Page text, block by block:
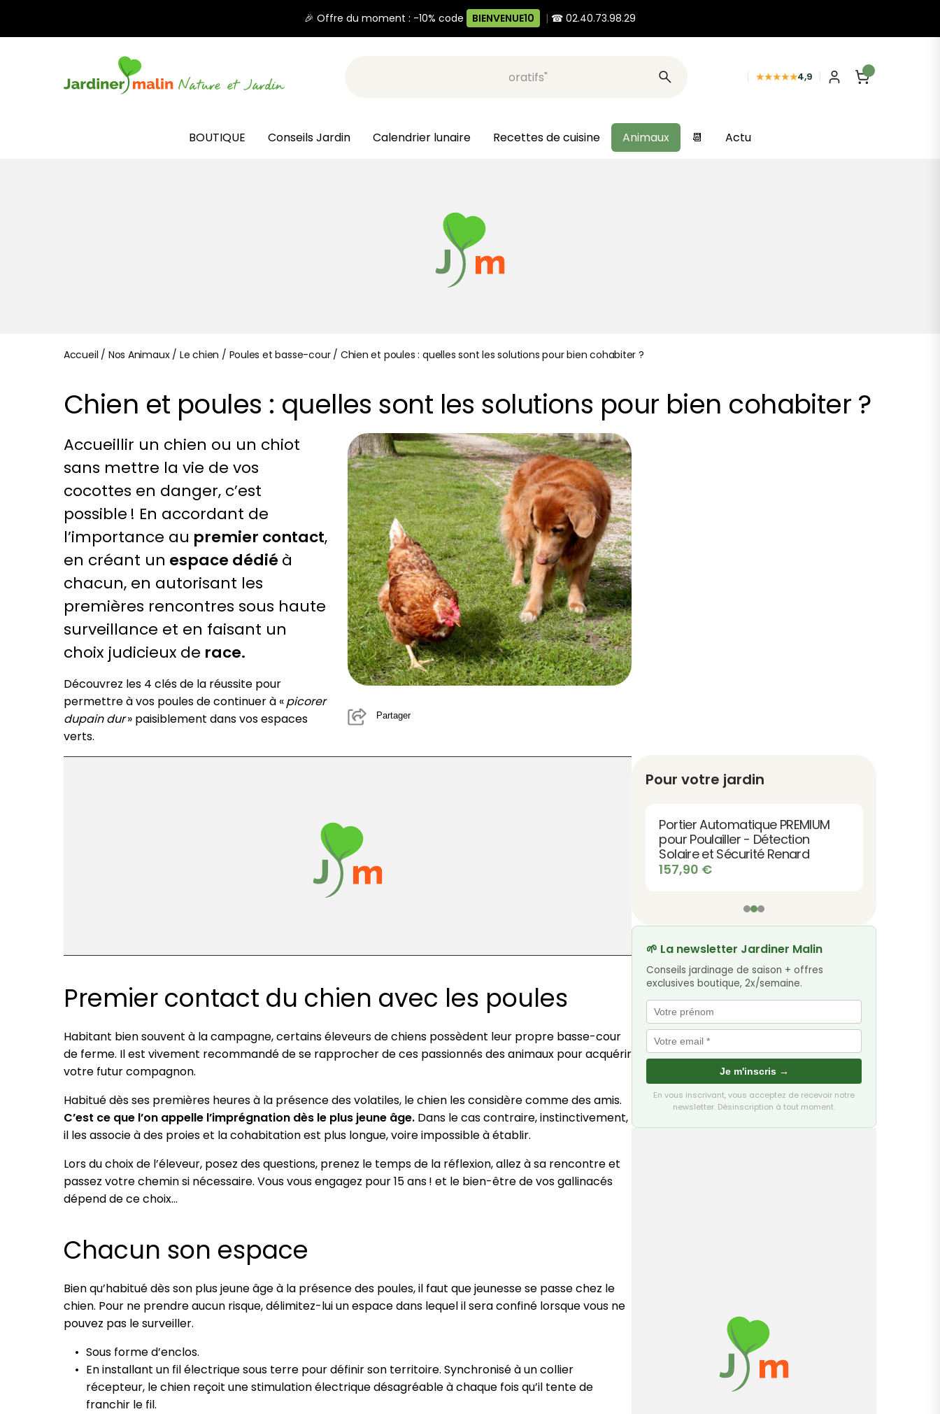
🎉 Offre du moment : -10% code BIENVENUE10 | ☎ 02.40.73.98.29
Recherche, ex: "pots décoratifs" ★★★★★4,9
BOUTIQUE Conseils Jardin Calendrier lunaire Recettes de cuisine Animaux 📆 Actu
Accueil / Nos Animaux/ Le chien / Poules et basse-cour/ Chien et poules : quelles sont les solutions pour bien cohabiter ?
Chien et poules : quelles sont les solutions pour bien cohabiter ?
Partager
Accueillir un chien ou un chiot
sans mettre la vie de vos
cocottes en danger, c’est
possible ! En accordant de
l’importance au premier contact,
en créant un espace dédié à
chacun, en autorisant les
premières rencontres sous haute
surveillance et en faisant un
choix judicieux de race.
Découvrez les 4 clés de la réussite pour
permettre à vos poules de continuer à «picorer
dupain dur» paisiblement dans vos espaces
verts.
Premier contact du chien avec les poules
Habitant bien souvent à la campagne, certains éleveurs de chiens possèdent leur propre basse-cour
de ferme. Il est vivement recommandé de se rapprocher de ces passionnés des animaux pour acquérir
votre futur compagnon.
Habitué dès ses premières heures à la présence des volatiles, le chien les considère comme des amis.
C’est ce que l’on appelle l’imprégnation dès le plus jeune âge. Dans le cas contraire, instinctivement,
il les associe à des proies et la cohabitation est plus longue, voire impossible à établir.
Lors du choix de l’éleveur, posez des questions, prenez le temps de la réflexion, allez à sa rencontre et
passez votre chemin si nécessaire. Vous vous engagez pour 15 ans ! et le bien-être de vos gallinacés
dépend de ce choix…
Chacun son espace
Bien qu’habitué dès son plus jeune âge à la présence des poules, il faut que jeunesse se passe chez le
chien. Pour ne prendre aucun risque, délimitez-lui un espace dans lequel il sera confiné lorsque vous ne
pouvez pas le surveiller.
Sous forme d’enclos.
En installant un fil électrique sous terre pour définir son territoire. Synchronisé à un collier
récepteur, le chien reçoit une stimulation électrique désagréable à chaque fois qu’il tente de
franchir le fil.
Pour votre jardin
Portier Automatique PREMIUM
pour Poulailler - Détection
Solaire et Sécurité Renard
157,90 €
🌱 La newsletter Jardiner Malin
Conseils jardinage de saison + offres
exclusives boutique, 2x/semaine.
Je m'inscris →
En vous inscrivant, vous acceptez de recevoir notre
newsletter. Désinscription à tout moment.